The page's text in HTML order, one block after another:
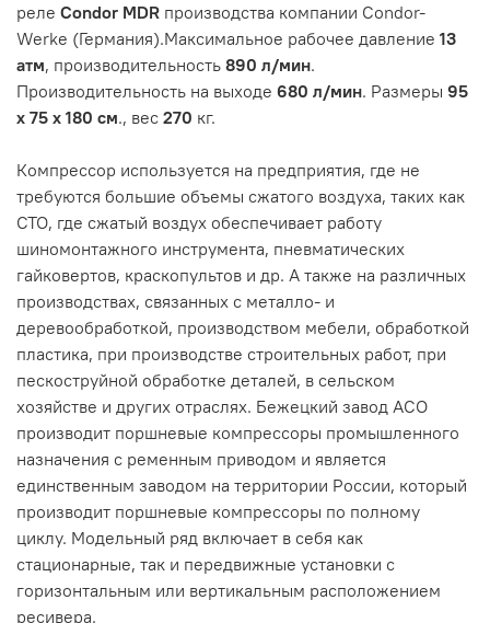
реле Condor MDR производства компании Condor-
Werke (Германия).Максимальное рабочее давление 13
атм, производительность 890 л/мин.
Производительность на выходе 680 л/мин. Размеры 95
х 75 х 180 см., вес 270 кг.
Компрессор используется на предприятия, где не
требуются большие объемы сжатого воздуха, таких как
СТО, где сжатый воздух обеспечивает работу
шиномонтажного инструмента, пневматических
гайковертов, краскопультов и др. А также на различных
производствах, связанных с металло- и
деревообработкой, производством мебели, обработкой
пластика, при производстве строительных работ, при
пескоструйной обработке деталей, в сельском
хозяйстве и других отраслях. Бежецкий завод АСО
производит поршневые компрессоры промышленного
назначения с ременным приводом и является
единственным заводом на территории России, который
производит поршневые компрессоры по полному
циклу. Модельный ряд включает в себя как
стационарные, так и передвижные установки с
горизонтальным или вертикальным расположением
ресивера.